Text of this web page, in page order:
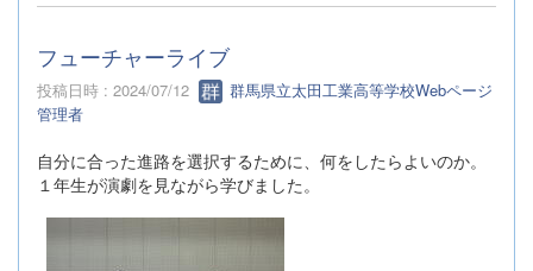
フューチャーライブ
投稿日時 : 2024/07/12
群馬県立太田工業高等学校Webページ
管理者
自分に合った進路を選択するために、何をしたらよいのか。
１年生が演劇を見ながら学びました。